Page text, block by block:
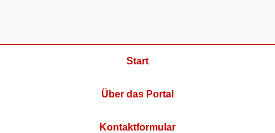
Start
Über das Portal
Kontaktformular